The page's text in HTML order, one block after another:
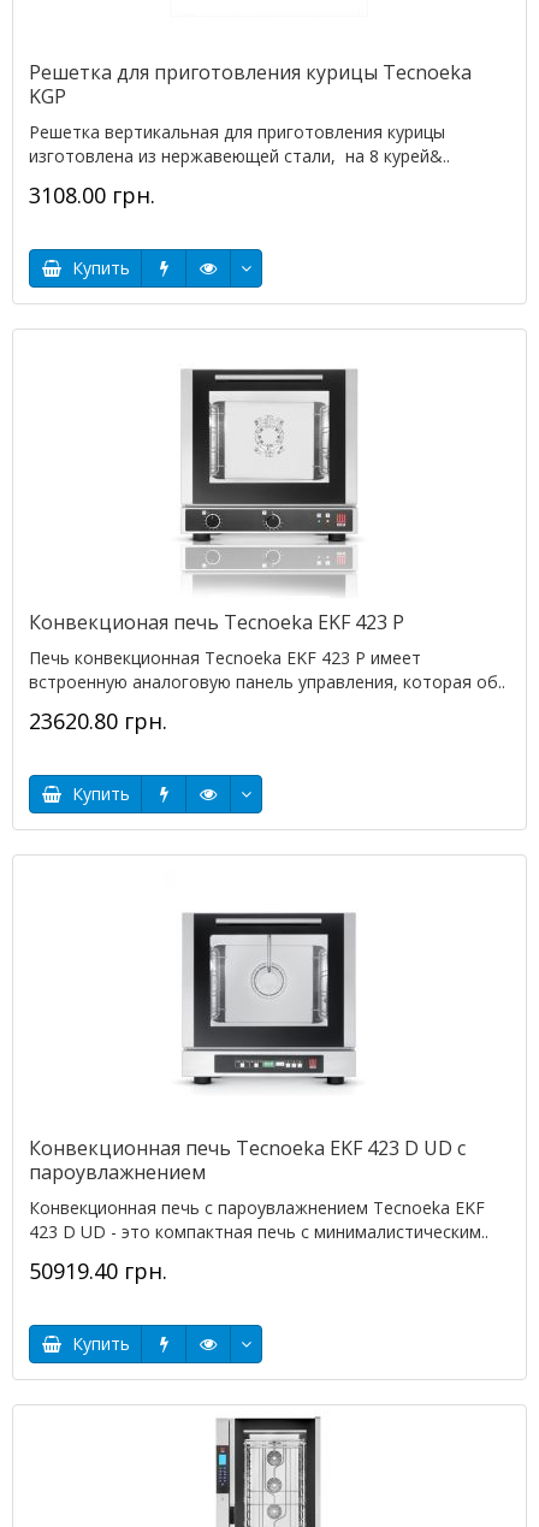
Решетка для приготовления курицы Tecnoeka
KGP
Решетка вертикальная для приготовления курицы
изготовлена из нержавеющей стали, на 8 курей&..
3108.00 грн.
Купить
Конвекционая печь Tecnoeka EKF 423 P
Печь конвекционная Tecnoeka EKF 423 P имеет
встроенную аналоговую панель управления, которая об..
23620.80 грн.
Купить
Конвекционная печь Tecnoeka EKF 423 D UD с
пароувлажнением
Конвекционная печь с пароувлажнением Tecnoeka EKF
423 D UD - это компактная печь с минималистическим..
50919.40 грн.
Купить